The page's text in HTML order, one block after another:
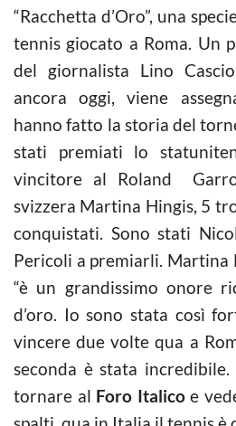
“Racchetta d’Oro”, una
tennis giocato a Roma. Un
del giornalista Lino
ancora oggi, viene
hanno fatto la storia del
stati premiati lo
vincitore al Roland
svizzera Martina Hingis, 5
conquistati. Sono stati
Pericoli a premiarli. Martina
“è un grandissimo onore
d’oro. Io sono stata così
vincere due volte qua a
seconda è stata incredibile.
tornare al Foro Italicoe